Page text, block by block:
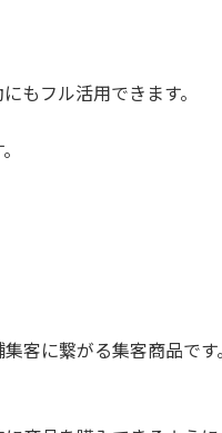
もフル活用できます。
客に繋がる集客商品です